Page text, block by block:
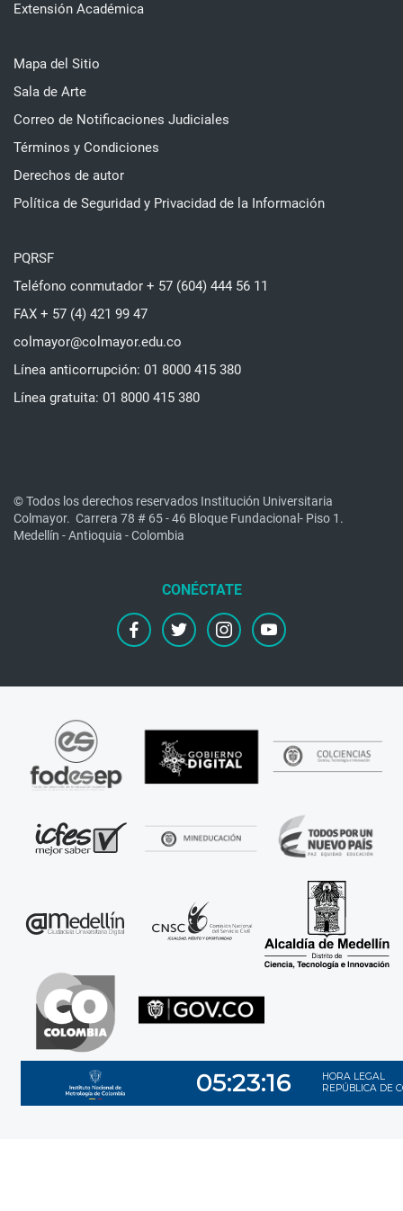
Extensión Académica
Mapa del Sitio
Sala de Arte
Correo de Notificaciones Judiciales
Términos y Condiciones
Derechos de autor
Política de Seguridad y Privacidad de la Información
PQRSF
Teléfono conmutador + 57 (604) 444 56 11
FAX + 57 (4) 421 99 47
colmayor@colmayor.edu.co
Línea anticorrupción: 01 8000 415 380
Línea gratuita: 01 8000 415 380
© Todos los derechos reservados Institución Universitaria
Colmayor. Carrera 78 # 65 - 46 Bloque Fundacional- Piso 1.
Medellín - Antioquia - Colombia